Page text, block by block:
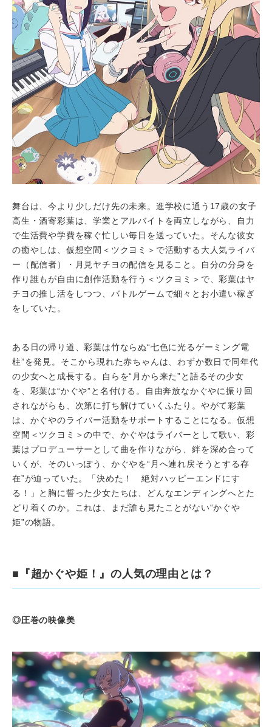
舞台は、今より少しだけ先の未来。進学校に通う17歳の女子
高生・酒寄彩葉は、学業とアルバイトを両立しながら、自力
で生活費や学費を稼ぐ忙しい毎日を送っていた。そんな彼女
の癒やしは、仮想空間＜ツクヨミ＞で活動する大人気ライバ
ー（配信者）・月見ヤチヨの配信を見ること。自分の分身を
作り誰もが自由に創作活動を行う＜ツクヨミ＞で、彩葉はヤ
チヨの推し活をしつつ、バトルゲームで細々とお小遣い稼ぎ
をしていた。
ある日の帰り道、彩葉は竹ならぬ“七色に光るゲーミング電
柱”を発見。そこから現れた赤ちゃんは、わずか数日で同年代
の少女へと成長する。自らを“月から来た”と語るその少女
を、彩葉は“かぐや”と名付ける。自由奔放なかぐやに振り回
されながらも、次第に打ち解けていくふたり。やがて彩葉
は、かぐやのライバー活動をサポートすることになる。仮想
空間＜ツクヨミ＞の中で、かぐやはライバーとして歌い、彩
葉はプロデューサーとして曲を作りながら、絆を深め合って
いくが、そのいっぽう、かぐやを“月へ連れ戻そうとする存
在”が迫っていた。「決めた！ 絶対ハッピーエンドにす
る！」と胸に誓った少女たちは、どんなエンディングへとた
どり着くのか。これは、まだ誰も見たことがない“かぐや
姫”の物語。
■『超かぐや姫！』の人気の理由とは？
◎圧巻の映像美